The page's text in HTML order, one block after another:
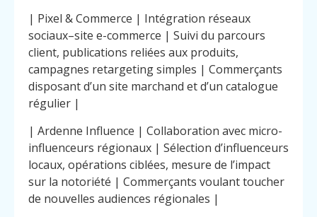
| Pixel & Commerce | Intégration réseaux
sociaux–site e-commerce | Suivi du parcours
client, publications reliées aux produits,
campagnes retargeting simples | Commerçants
disposant d’un site marchand et d’un catalogue
régulier |
| Ardenne Influence | Collaboration avec micro-
influenceurs régionaux | Sélection d’influenceurs
locaux, opérations ciblées, mesure de l’impact
sur la notoriété | Commerçants voulant toucher
de nouvelles audiences régionales |